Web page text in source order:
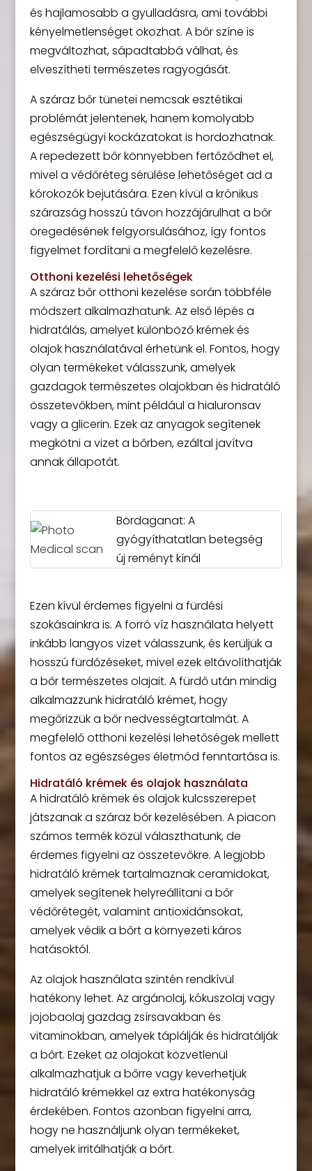
és hajlamosabb a gyulladásra, ami további
kényelmetlenséget okozhat. A bőr színe is
megváltozhat, sápadtabbá válhat, és
elveszítheti természetes ragyogását.
A száraz bőr tünetei nemcsak esztétikai
problémát jelentenek, hanem komolyabb
egészségügyi kockázatokat is hordozhatnak.
A repedezett bőr könnyebben fertőződhet el,
mivel a védőréteg sérülése lehetőséget ad a
kórokozók bejutására. Ezen kívül a krónikus
szárazság hosszú távon hozzájárulhat a bőr
öregedésének felgyorsulásához, így fontos
figyelmet fordítani a megfelelő kezelésre.
Otthoni kezelési lehetőségek
A száraz bőr otthoni kezelése során többféle
módszert alkalmazhatunk. Az első lépés a
hidratálás, amelyet különböző krémek és
olajok használatával érhetünk el. Fontos, hogy
olyan termékeket válasszunk, amelyek
gazdagok természetes olajokban és hidratáló
összetevőkben, mint például a hialuronsav
vagy a glicerin. Ezek az anyagok segítenek
megkötni a vizet a bőrben, ezáltal javítva
annak állapotát.
Bördaganat: A
gyógyíthatatlan betegség
új reményt kínál
Ezen kívül érdemes figyelni a fürdési
szokásainkra is. A forró víz használata helyett
inkább langyos vizet válasszunk, és kerüljük a
hosszú fürdőzéseket, mivel ezek eltávolíthatják
a bőr természetes olajait. A fürdő után mindig
alkalmazzunk hidratáló krémet, hogy
megőrizzük a bőr nedvességtartalmát. A
megfelelő otthoni kezelési lehetőségek mellett
fontos az egészséges életmód fenntartása is.
Hidratáló krémek és olajok használata
A hidratáló krémek és olajok kulcsszerepet
játszanak a száraz bőr kezelésében. A piacon
számos termék közül választhatunk, de
érdemes figyelni az összetevőkre. A legjobb
hidratáló krémek tartalmaznak ceramidokat,
amelyek segítenek helyreállítani a bőr
védőrétegét, valamint antioxidánsokat,
amelyek védik a bőrt a környezeti káros
hatásoktól.
Az olajok használata szintén rendkívül
hatékony lehet. Az argánolaj, kókuszolaj vagy
jojobaolaj gazdag zsírsavakban és
vitaminokban, amelyek táplálják és hidratálják
a bőrt. Ezeket az olajokat közvetlenül
alkalmazhatjuk a bőrre vagy keverhetjük
hidratáló krémekkel az extra hatékonyság
érdekében. Fontos azonban figyelni arra,
hogy ne használjunk olyan termékeket,
amelyek irritálhatják a bőrt.